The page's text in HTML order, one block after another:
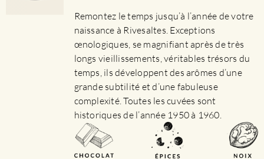
Remontez le temps jusqu’à l’année de votre
naissance à Rivesaltes. Exceptions
œnologiques, se magnifiant après de très
longs vieillissements, véritables trésors du
temps, ils développent des arômes d’une
grande subtilité et d’une fabuleuse
complexité. Toutes les cuvées sont
historiques de l’année 1950 à 1960.